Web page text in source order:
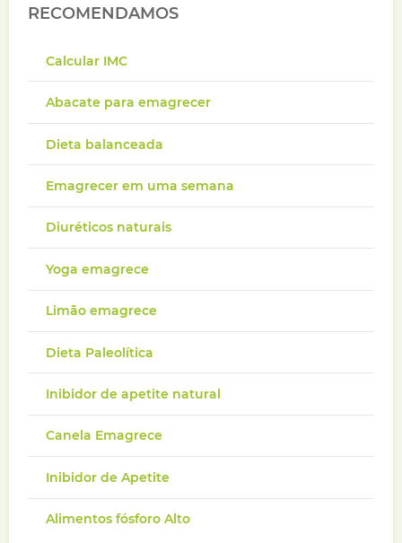
RECOMENDAMOS
Calcular IMC
Abacate para emagrecer
Dieta balanceada
Emagrecer em uma semana
Diuréticos naturais
Yoga emagrece
Limão emagrece
Dieta Paleolítica
Inibidor de apetite natural
Canela Emagrece
Inibidor de Apetite
Alimentos fósforo Alto